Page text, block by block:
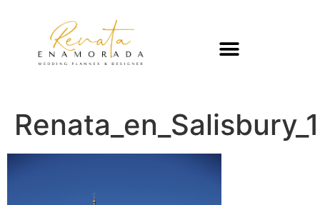
Renata_en_Salisbury_1